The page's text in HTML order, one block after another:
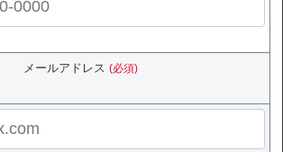
メールアドレス(必須)